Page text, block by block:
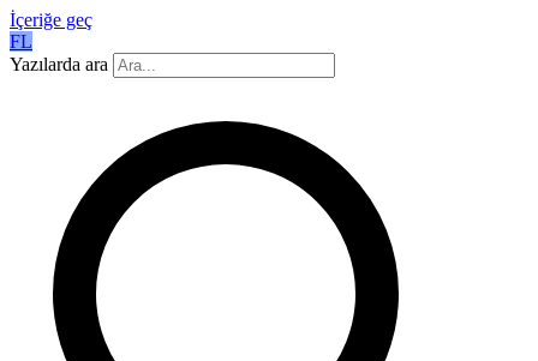
İçeriğe geç
FL
Yazılarda ara